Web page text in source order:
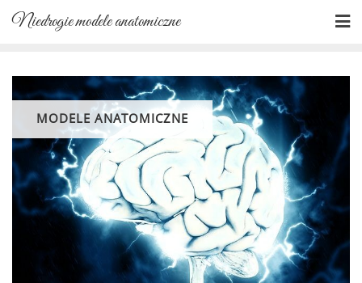
Skip
Niedrogie modele anatomiczne
MODELE ANATOMICZNE